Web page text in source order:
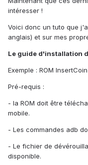
intéresser !
Voici donc un tuto que
anglais) et sur mes
Le guide d'installation
Exemple : ROM InsertCoin
Pré-requis :
- la ROM doit être
mobile.
- Les commandes adb
- Le fichier de
disponible.